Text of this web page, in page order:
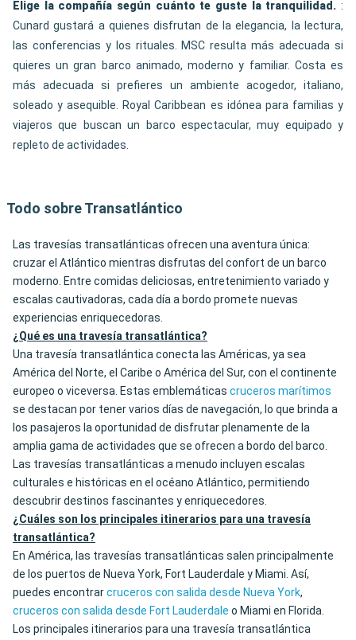
Elige la compañía según cuánto te guste la tranquilidad. :
Cunard gustará a quienes disfrutan de la elegancia, la lectura,
las conferencias y los rituales. MSC resulta más adecuada si
quieres un gran barco animado, moderno y familiar. Costa es
más adecuada si prefieres un ambiente acogedor, italiano,
soleado y asequible. Royal Caribbean es idónea para familias y
viajeros que buscan un barco espectacular, muy equipado y
repleto de actividades.
Todo sobre Transatlántico
Las travesías transatlánticas ofrecen una aventura única:
cruzar el Atlántico mientras disfrutas del confort de un barco
moderno. Entre comidas deliciosas, entretenimiento variado y
escalas cautivadoras, cada día a bordo promete nuevas
experiencias enriquecedoras.
¿Qué es una travesía transatlántica?
Una travesía transatlántica conecta las Américas, ya sea
América del Norte, el Caribe o América del Sur, con el continente
europeo o viceversa. Estas emblemáticas cruceros marítimos
se destacan por tener varios días de navegación, lo que brinda a
los pasajeros la oportunidad de disfrutar plenamente de la
amplia gama de actividades que se ofrecen a bordo del barco.
Las travesías transatlánticas a menudo incluyen escalas
culturales e históricas en el océano Atlántico, permitiendo
descubrir destinos fascinantes y enriquecedores.
¿Cuáles son los principales itinerarios para una travesía
transatlántica?
En América, las travesías transatlánticas salen principalmente
de los puertos de Nueva York, Fort Lauderdale y Miami. Así,
puedes encontrarcruceros con salida desde Nueva York,
cruceros con salida desde Fort Lauderdale o Miami en Florida.
Los principales itinerarios para una travesía transatlántica